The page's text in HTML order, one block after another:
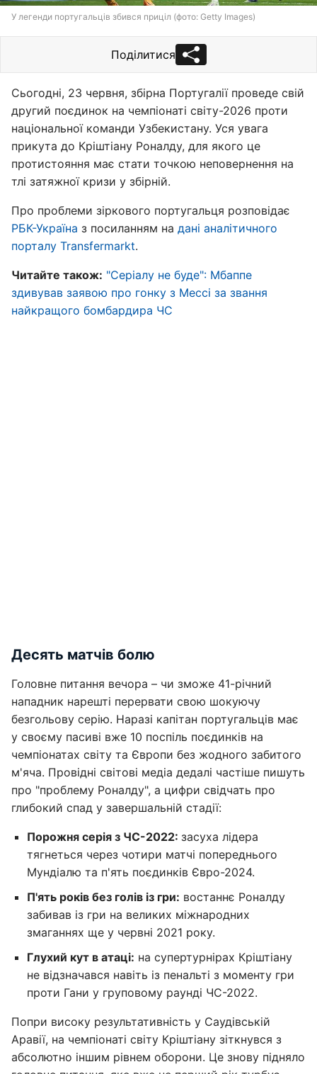
У легенди португальців збився приціл (фото: Getty Images)
Поділитися
Сьогодні, 23 червня, збірна Португалії проведе свій
другий поєдинок на чемпіонаті світу-2026 проти
національної команди Узбекистану. Уся увага
прикута до Кріштіану Роналду, для якого це
протистояння має стати точкою неповернення на
тлі затяжної кризи у збірній.
Про проблеми зіркового португальця розповідає
РБК-Україна з посиланням на дані аналітичного
порталу Transfermarkt.
Читайте також: "Серіалу не буде": Мбаппе
здивував заявою про гонку з Мессі за звання
найкращого бомбардира ЧС
Десять матчів болю
Головне питання вечора – чи зможе 41-річний
нападник нарешті перервати свою шокуючу
безгольову серію. Наразі капітан португальців має
у своєму пасиві вже 10 поспіль поєдинків на
чемпіонатах світу та Європи без жодного забитого
м'яча. Провідні світові медіа дедалі частіше пишуть
про "проблему Роналду", а цифри свідчать про
глибокий спад у завершальній стадії:
Порожня серія з ЧС-2022: засуха лідера
тягнеться через чотири матчі попереднього
Мундіалю та п'ять поєдинків Євро-2024.
П'ять років без голів із гри: востаннє Роналду
забивав із гри на великих міжнародних
змаганнях ще у червні 2021 року.
Глухий кут в атаці: на супертурнірах Кріштіану
не відзначався навіть із пенальті з моменту гри
проти Гани у груповому раунді ЧС-2022.
Попри високу результативність у Саудівській
Аравії, на чемпіонаті світу Кріштіану зіткнувся з
абсолютно іншим рівнем оборони. Це знову підняло